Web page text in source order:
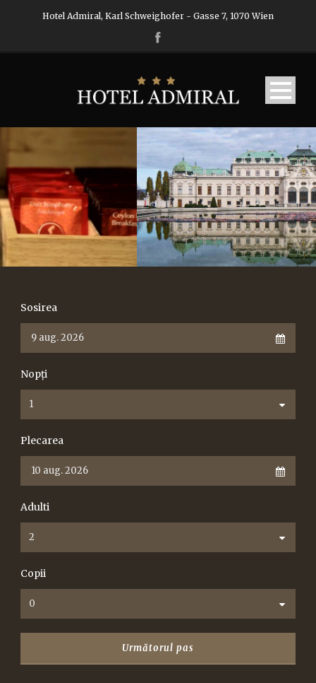
Hotel Admiral, Karl Schweighofer - Gasse 7, 1070 Wien
Română
Sosirea
Nopți
Plecarea
Adulti
Copii